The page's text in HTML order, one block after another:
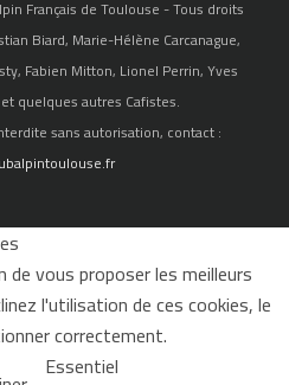
Français de Toulouse - Tous droits
Biard, Marie-Hélène Carcanague,
Fabien Mitton, Lionel Perrin, Yves
quelques autres Cafistes.
sans autorisation, contact :
vous proposer les meilleurs
l'utilisation de ces cookies, le
correctement.
Essentiel